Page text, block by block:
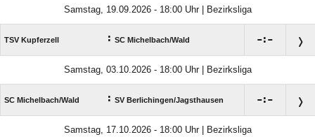
Samstag, 19.09.2026 - 18:00 Uhr | Bezirksliga
TSV Kupferzell : SC Michelbach/​Wald :
Samstag, 03.10.2026 - 18:00 Uhr | Bezirksliga
SC Michelbach/​Wald : SV Berlichingen/​Jagsthausen :
Samstag, 17.10.2026 - 18:00 Uhr | Bezirksliga